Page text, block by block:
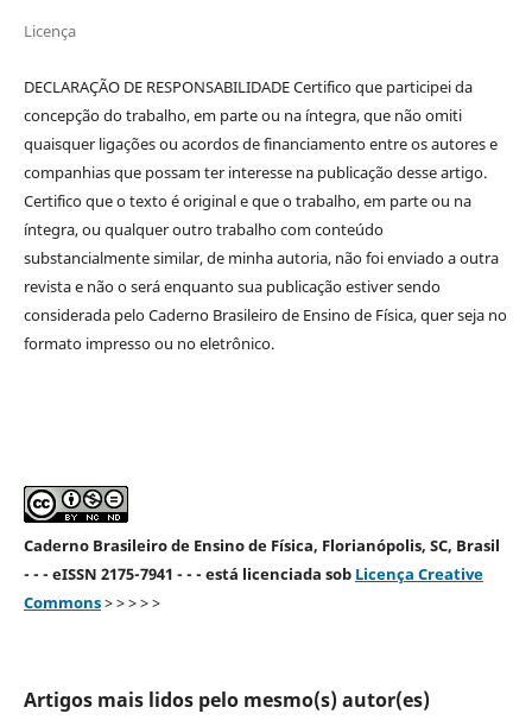
Licença
DECLARAÇÃO DE RESPONSABILIDADE Certifico que participei da
concepção do trabalho, em parte ou na íntegra, que não omiti
quaisquer ligações ou acordos de financiamento entre os autores e
companhias que possam ter interesse na publicação desse artigo.
Certifico que o texto é original e que o trabalho, em parte ou na
íntegra, ou qualquer outro trabalho com conteúdo
substancialmente similar, de minha autoria, não foi enviado a outra
revista e não o será enquanto sua publicação estiver sendo
considerada pelo Caderno Brasileiro de Ensino de Física, quer seja no
formato impresso ou no eletrônico.
Caderno Brasileiro de Ensino de Física, Florianópolis, SC, Brasil
- - - eISSN 2175-7941 - - - está licenciada sob Licença Creative
Commons> > > > >
Artigos mais lidos pelo mesmo(s) autor(es)